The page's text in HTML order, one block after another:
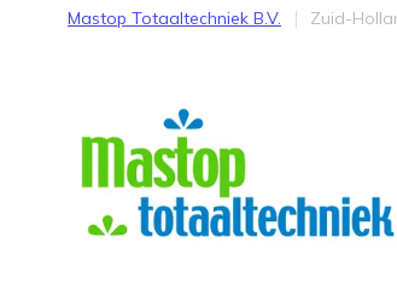
Bedrijf
Mastop Totaaltechniek B.V. Provincie
Zuid-